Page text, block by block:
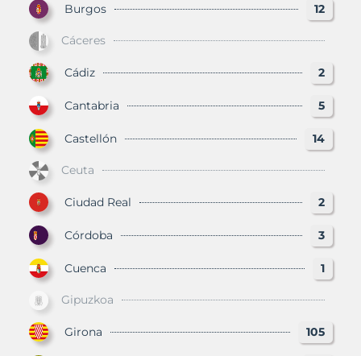
Burgos 12
Cáceres
Cádiz 2
Cantabria 5
Castellón 14
Ceuta
Ciudad Real 2
Córdoba 3
Cuenca 1
Gipuzkoa
Girona 105